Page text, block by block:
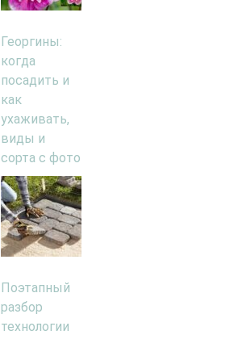
Георгины:
когда
посадить и
как
ухаживать,
виды и
сорта с фото
Поэтапный
разбор
технологии